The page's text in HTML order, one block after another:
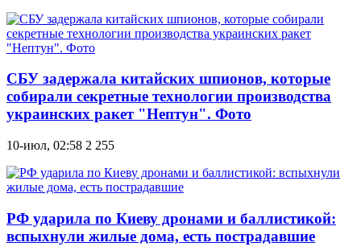
СБУ задержала китайских шпионов, которые
собирали секретные технологии производства
украинских ракет "Нептун". Фото
10-июл, 02:58 2 255
РФ ударила по Киеву дронами и баллистикой:
вспыхнули жилые дома, есть пострадавшие